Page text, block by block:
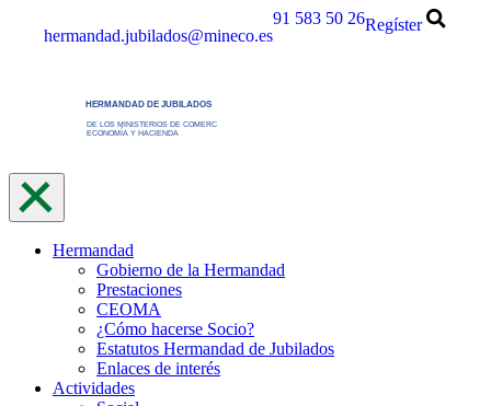
hermandad.jubilados@mineco.es
91 583 50 26Regíster
Hermandad
Gobierno de la Hermandad
Prestaciones
CEOMA
¿Cómo hacerse Socio?
Estatutos Hermandad de Jubilados
Enlaces de interés
Actividades